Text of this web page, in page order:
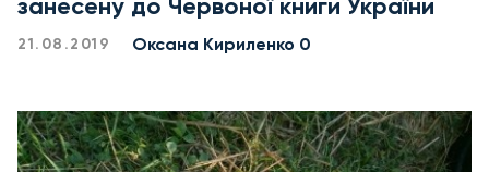
занесену до Червоної книги України
21.08.2019 Оксана Кириленко 0